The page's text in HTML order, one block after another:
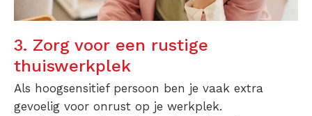
3. Zorg voor een rustige
thuiswerkplek
Als hoogsensitief persoon ben je vaak extra
gevoelig voor onrust op je werkplek.